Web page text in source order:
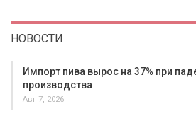
НОВОСТИ
Импорт пива вырос на 37% при
производства
Авг 7, 2026